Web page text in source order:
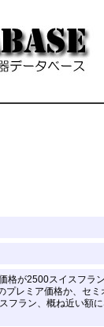
格が2500スイスフラ
レミア価格か、セ
フラン、概ね近い額